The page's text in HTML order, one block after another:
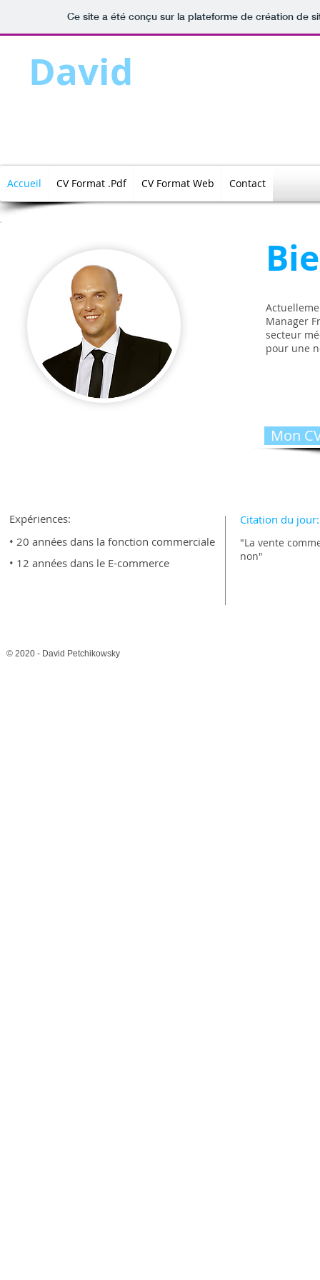
Ce site a été conçu sur la plateforme de création de
David
Manager
secteur
pour une
Mon
Expériences:
• 20 années dans la fonction commerciale
• 12 années dans le E-commerce
Citation du jour:
"La vente
non"
Accueil CV Format .Pdf CV Format Web Contact
© 2020 - David Petchikowsky